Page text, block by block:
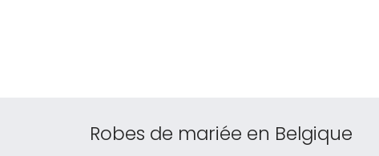
Robes de mariée en Belgique